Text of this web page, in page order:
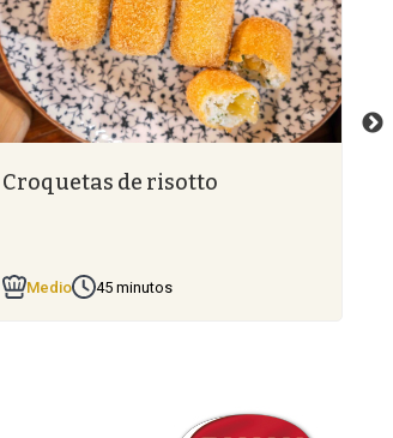
Croquetas de risotto
Medio 45 minutos